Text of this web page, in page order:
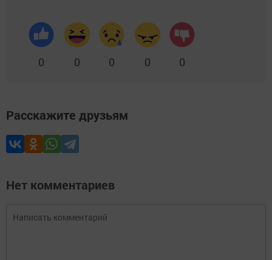
0 0 0 0 0
Расскажите друзьям
Нет комментариев